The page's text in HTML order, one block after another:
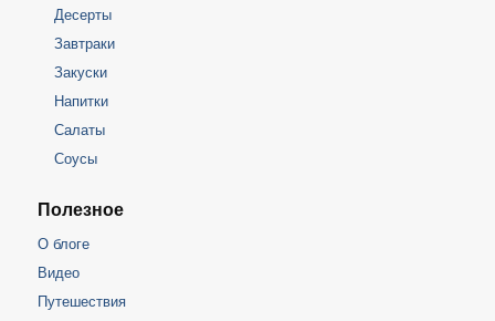
Десерты
Завтраки
Закуски
Напитки
Салаты
Соусы
Полезное
О блоге
Видео
Путешествия